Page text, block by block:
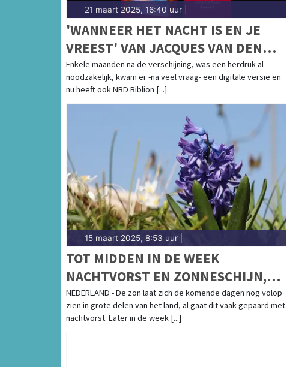
21 maart 2025, 16:40 uur
'WANNEER HET NACHT IS EN JE
VREEST' VAN JACQUES VAN DEN
BERG BINNENKORT IN
BIBLIOTHEKEN!
Enkele maanden na de verschijning, was een herdruk al
noodzakelijk, kwam er -na veel vraag- een digitale versie en
nu heeft ook NBD Biblion [...]
15 maart 2025, 8:53 uur
TOT MIDDEN IN DE WEEK
NACHTVORST EN ZONNESCHIJN,
DAARNA ZACHTER EN
WISSELVALLIGER
NEDERLAND - De zon laat zich de komende dagen nog volop
zien in grote delen van het land, al gaat dit vaak gepaard met
nachtvorst. Later in de week [...]